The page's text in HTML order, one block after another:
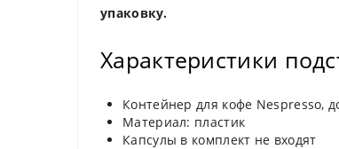
упаковку.
Характеристики
Контейнер для кофе Nespresso,
Материал: пластик
Капсулы в комплект не входят